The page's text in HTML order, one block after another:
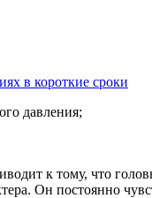
в короткие сроки
давления;
к тому, что
Он постоянно